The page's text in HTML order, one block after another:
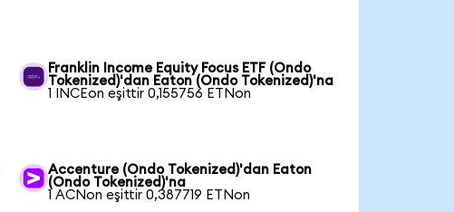
Franklin Income Equity Focus ETF (Ondo
Tokenized)'dan Eaton (Ondo Tokenized)'na
1 INCEon eşittir 0,155756 ETNon
Accenture (Ondo Tokenized)'dan Eaton
(Ondo Tokenized)'na
1 ACNon eşittir 0,387719 ETNon